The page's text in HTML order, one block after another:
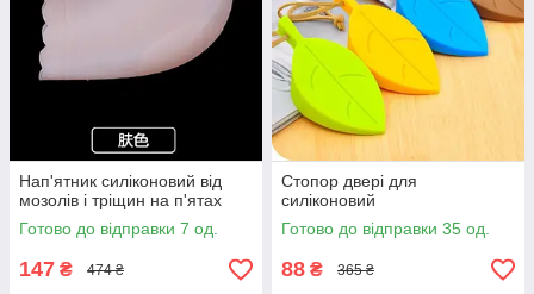
Нап'ятник силіконовий від
мозолів і тріщин на п'ятах
Готово до відправки 7 од.
147 ₴ 474 ₴
Стопор двері для
силіконовий
Готово до відправки 35 од.
88 ₴ 365 ₴